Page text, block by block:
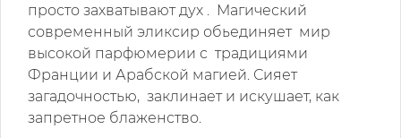
просто захватывают дух . Магический
современный эликсир обьединяет мир
высокой парфюмерии с традициями
Франции и Арабской магией. Сияет
загадочностью, заклинает и искушает, как
запретное блаженство.